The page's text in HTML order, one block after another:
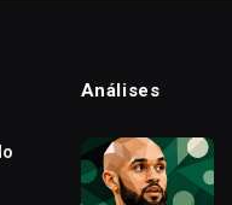
Análises